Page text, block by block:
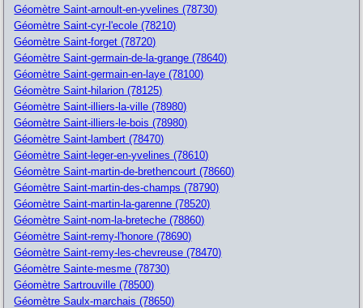
Géomètre Saint-arnoult-en-yvelines (78730)
Géomètre Saint-cyr-l'ecole (78210)
Géomètre Saint-forget (78720)
Géomètre Saint-germain-de-la-grange (78640)
Géomètre Saint-germain-en-laye (78100)
Géomètre Saint-hilarion (78125)
Géomètre Saint-illiers-la-ville (78980)
Géomètre Saint-illiers-le-bois (78980)
Géomètre Saint-lambert (78470)
Géomètre Saint-leger-en-yvelines (78610)
Géomètre Saint-martin-de-brethencourt (78660)
Géomètre Saint-martin-des-champs (78790)
Géomètre Saint-martin-la-garenne (78520)
Géomètre Saint-nom-la-breteche (78860)
Géomètre Saint-remy-l'honore (78690)
Géomètre Saint-remy-les-chevreuse (78470)
Géomètre Sainte-mesme (78730)
Géomètre Sartrouville (78500)
Géomètre Saulx-marchais (78650)